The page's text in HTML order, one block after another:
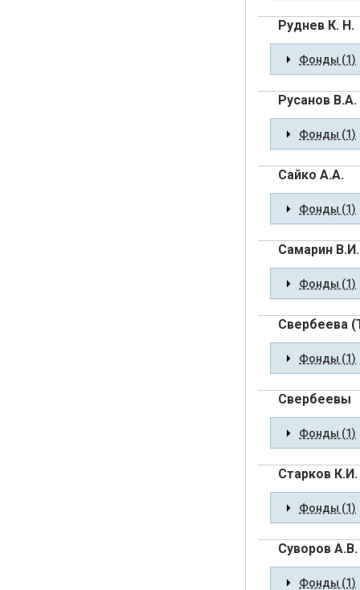
Руднев К. Н.
Фонды (1)
Русанов В.А.
Фонды (1)
Сайко А.А.
Фонды (1)
Самарин В.И.
Фонды (1)
Свербеева
Фонды (1)
Свербеевы
Фонды (1)
Старков К.И.
Фонды (1)
Суворов А.В.
Фонды (1)